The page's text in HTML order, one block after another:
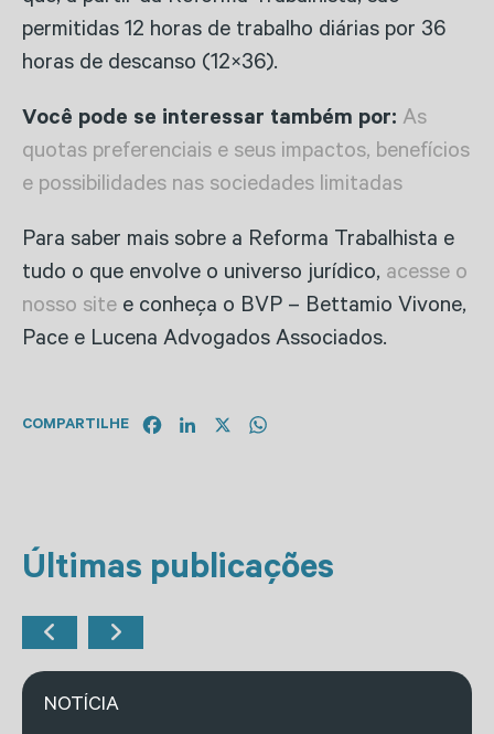
permitidas 12 horas de trabalho diárias por 36
horas de descanso (12×36).
Você pode se interessar também por: As
quotas preferenciais e seus impactos, benefícios
e possibilidades nas sociedades limitadas
Para saber mais sobre a Reforma Trabalhista e
tudo o que envolve o universo jurídico, acesse o
nosso site e conheça o BVP – Bettamio Vivone,
Pace e Lucena Advogados Associados.
COMPARTILHE FacebookLinkedIn
Últimas publicações
NOTÍCIA